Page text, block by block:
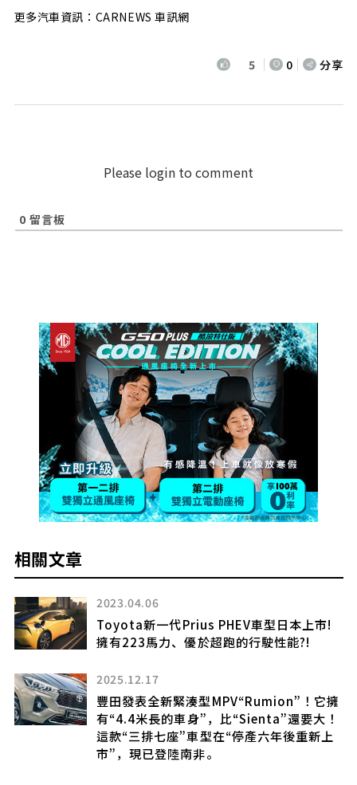
更多汽車資訊：CARNEWS 車訊網
5 0 分享
Please login to comment
0 留言板
相關文章
2023.04.06
Toyota新一代Prius PHEV車型日本上市!
擁有223馬力、優於超跑的行駛性能?!
2025.12.17
豐田發表全新緊湊型MPV“Rumion”！它擁
有“4.4米長的車身”，比“Sienta”還要大！
這款“三排七座”車型在“停產六年後重新上
市”，現已登陸南非。